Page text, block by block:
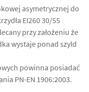
asymetrycznej do
EI260 30/55
przy założeniu że
wystaje ponad szyld
powinna posiadać
PN-EN 1906:2003.